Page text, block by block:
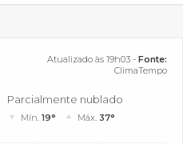
Atualizado às 19h03 - Fonte:
ClimaTempo
Parcialmente nublado
Mín.19° Máx. 37°